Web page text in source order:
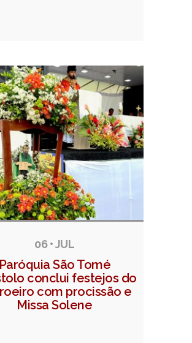
06 • JUL
Paróquia São Tomé
conclui festejos do
com procissão e
Missa Solene